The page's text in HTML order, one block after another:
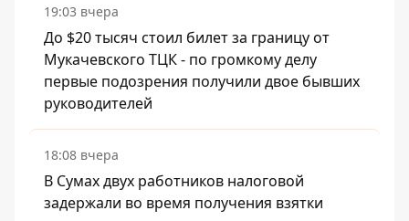
19:03 вчера
До $20 тысяч стоил билет за границу от
Мукачевского ТЦК - по громкому делу
первые подозрения получили двое бывших
руководителей
18:08 вчера
В Сумах двух работников налоговой
задержали во время получения взятки